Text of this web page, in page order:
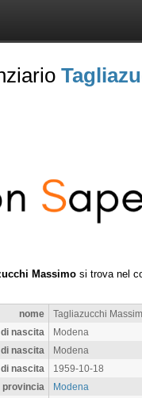
Massimo si trova nel
nome
Tagliazucchi
nascita
Modena
nascita
Modena
nascita
1959-10-18
provincia
Modena